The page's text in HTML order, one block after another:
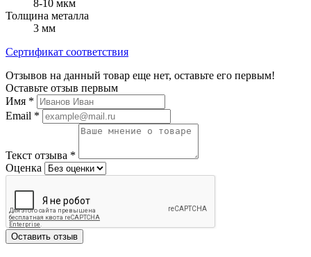
8-10 мкм
Толщина металла
3 мм
Сертификат соответствия
Отзывов на данный товар еще нет, оставьте его первым!
Оставьте отзыв первым
Имя *
Email *
Текст отзыва *
Оценка
Оставить отзыв